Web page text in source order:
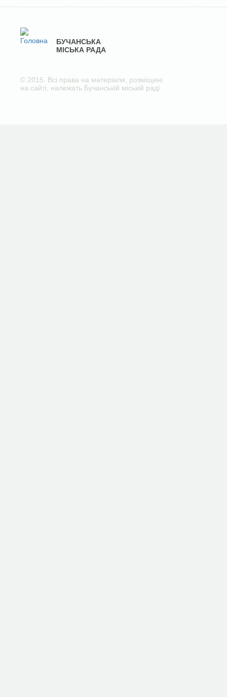
БУЧАНСЬКА
МІСЬКА РАДА
© 2015. Всі права на матеріали, розміщені
на сайті, належать Бучанській міській раді